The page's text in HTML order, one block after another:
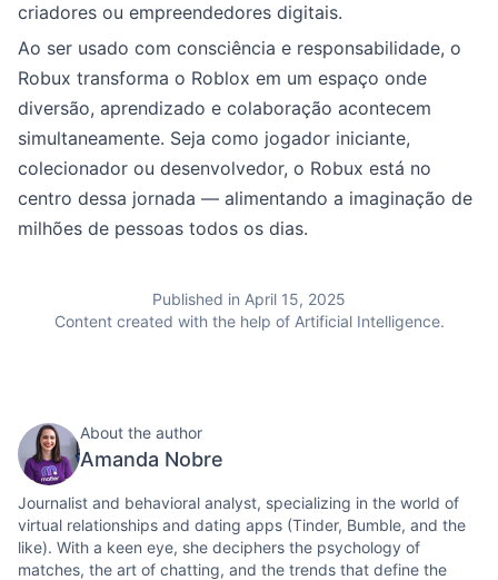
criadores ou empreendedores digitais.
Ao ser usado com consciência e responsabilidade, o
Robux transforma o Roblox em um espaço onde
diversão, aprendizado e colaboração acontecem
simultaneamente. Seja como jogador iniciante,
colecionador ou desenvolvedor, o Robux está no
centro dessa jornada — alimentando a imaginação de
milhões de pessoas todos os dias.
Published in April 15, 2025
Content created with the help of Artificial Intelligence.
About the author
Amanda Nobre
Journalist and behavioral analyst, specializing in the world of
virtual relationships and dating apps (Tinder, Bumble, and the
like). With a keen eye, she deciphers the psychology of
matches, the art of chatting, and the trends that define the